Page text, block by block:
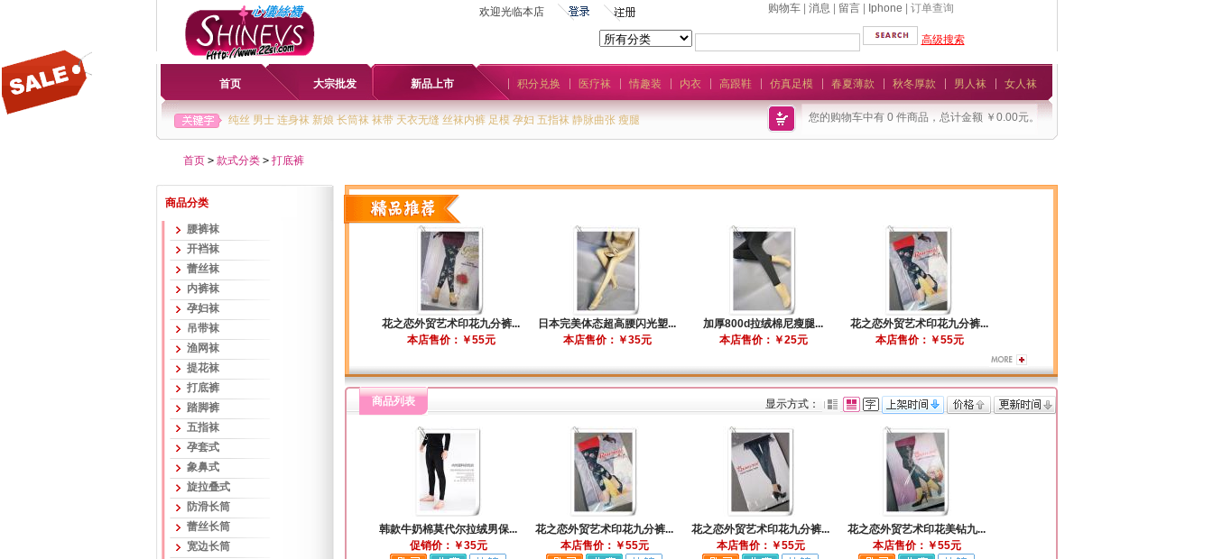
欢迎光临本店 购物车| 消息 留言| Iphone | 订单查询
高级搜索
首页 大宗批发 新品上市 积分兑换 医疗袜 情趣装 内衣 高跟鞋 仿真足模 春夏薄款 秋冬厚款 男人袜 女人袜
纯丝 男士 连身袜 新娘 长筒袜 袜带 天衣无缝 丝袜内裤 足模 孕妇 五指袜 静脉曲张 瘦腿 您的购物车中有 0 件商品，总计金额 ￥0.00元。
首页 > 款式分类 > 打底裤
商品分类
腰裤袜
开裆袜
蕾丝袜
内裤袜
孕妇袜
吊带袜
渔网袜
提花袜
打底裤
踏脚裤
五指袜
孕套式
象鼻式
旋拉叠式
防滑长筒
蕾丝长筒
宽边长筒
花之恋外贸艺术印花九分裤...
本店售价：￥55元
日本完美体态超高腰闪光塑...
本店售价：￥35元
加厚800d拉绒棉尼瘦腿...
本店售价：￥25元
花之恋外贸艺术印花九分裤...
本店售价：￥55元
商品列表 显示方式：
韩款牛奶棉莫代尔拉绒男保...
促销价：￥35元
花之恋外贸艺术印花九分裤...
本店售价：￥55元
花之恋外贸艺术印花九分裤...
本店售价：￥55元
花之恋外贸艺术印花美钻九...
本店售价：￥55元